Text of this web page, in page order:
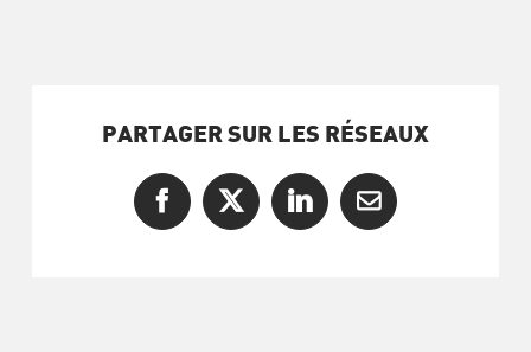
PARTAGER SUR LES RÉSEAUX
Facebook
X LinkedInCourriel